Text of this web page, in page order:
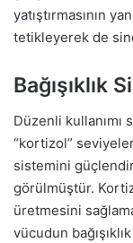
yatıştırmasının
tetikleyerek de
Bağışıklık
Düzenli
“kortizol”
sistemini
görülmüştür.
üretmesini
vücudun